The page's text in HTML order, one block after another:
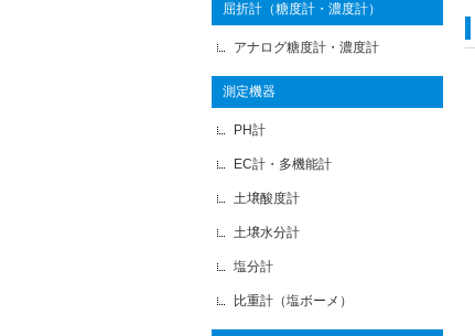
屈折計（糖度計・濃度計）
アナログ糖度計・濃度計
測定機器
PH計
EC計・多機能計
土壌酸度計
土壌水分計
塩分計
比重計（塩ボーメ）